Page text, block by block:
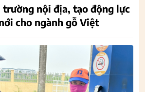
nội địa, tạo động lực
cho ngành gỗ Việt